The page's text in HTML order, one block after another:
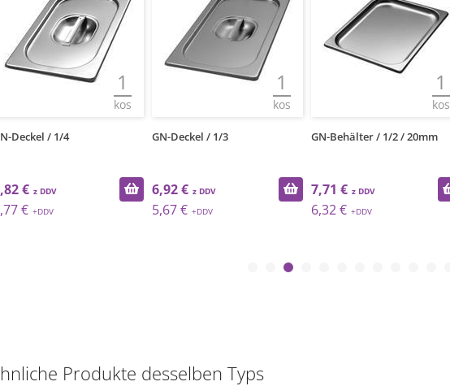
1
kos
Deckel / 1/4
€
€
1
kos
GN-Deckel / 1/3
6,92 €
5,67 €
1
kos
GN-Behälter / 1/2 / 20mm
7,71 €
6,32 €
Produkte desselben Typs